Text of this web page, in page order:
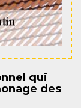
qui
des